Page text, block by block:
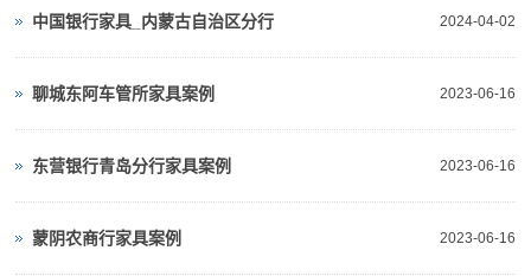
2024-04-02
中国银行家具_内蒙古自治区分行
2023-06-16
聊城东阿车管所家具案例
2023-06-16
东营银行青岛分行家具案例
2023-06-16
蒙阴农商行家具案例